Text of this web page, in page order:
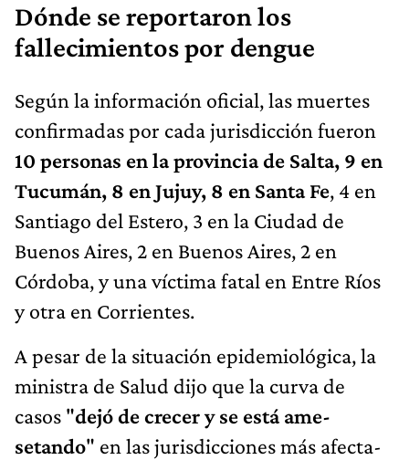
Dónde se reportaron los
fallecimientos por dengue
Según la información oficial, las muertes
confirmadas por cada jurisdicción fueron
10 personas en la provincia de Salta, 9 en
Tucumán, 8 en Jujuy, 8 en Santa Fe, 4 en
Santiago del Estero, 3 en la Ciudad de
Buenos Aires, 2 en Buenos Aires, 2 en
Córdoba, y una víctima fatal en Entre Ríos
y otra en Corrientes.
A pesar de la situación epidemiológica, la
ministra de Salud dijo que la curva de
casos "dejó de crecer y se está ame­
setando" en las jurisdicciones más afecta­